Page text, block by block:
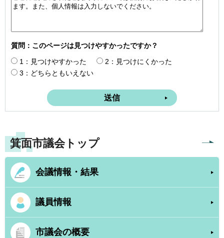
質問：このページは見つけやすかったですか？
1：見つけやすかった
2：見つけにくかった
3：どちらともいえない
箕面市議会トップ
会議情報・結果
議員情報
市議会の概要